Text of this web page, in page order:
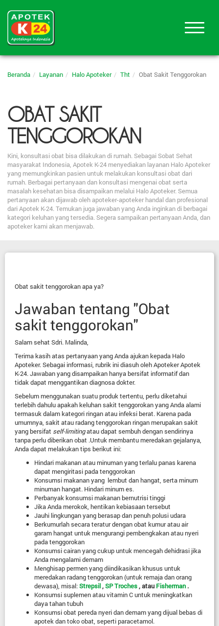
Beranda Layanan Halo Apoteker Tht Obat Sakit Tenggorokan
OBAT SAKIT
TENGGOROKAN
Kini, konsultasi obat bisa dilakukan di rumah. Sebagai Sobat Sehat
masyarakat Indonesia, Apotek K-24 menyediakan layanan Halo Apoteker
yang memungkinkan pasien untuk melakukan konsultasi obat dari
rumah. Berbagai pertanyaan dan konsultasi mengenai obat serta
masalah kesehatan bisa disampaikan melalui Halo Apoteker. Semua
pertanyaan akan dijawab oleh apoteker-apoteker handal dan profesional
dari Apotek K-24. Temukan juga jawaban yang Anda inginkan di berbagai
kategori keluhan yang tersedia. Segera sampaikan pertanyaan Anda, dan
apoteker kami akan menjawab.
Obat sakit tenggorokan apa ya?
Jawaban tentang "Obat
sakit tenggorokan"
Salam sehat Sdri. Malinda,
Terima kasih atas pertanyaan yang Anda ajukan kepada Halo
Apoteker. Sebagai informasi, rubrik ini diasuh oleh Apoteker Apotek
K-24. Jawaban yang disampaikan hanya bersifat informatif dan
tidak dapat menggantikan diagnosa dokter.
Sebelum menggunakan suatu produk tertentu, perlu diketahui
terlebih dahulu apakah keluhan sakit tenggorokan yang Anda alami
termasuk dalam kategori ringan atau infeksi berat. Karena pada
umumnya, sakit atau radang tenggorokan ringan merupakan sakit
yang bersifat self-limitingatau dapat sembuh dengan sendirinya
tanpa perlu diberikan obat .Untuk membantu meredakan gejalanya,
Anda dapat melakukan tips berikut ini:
Hindari makanan atau minuman yang terlalu panas karena
dapat mengiritasi pada tenggorokan
Konsumsi makanan yang lembut dan hangat, serta minum
minuman hangat. Hindari minum es.
Perbanyak konsumsi makanan bernutrisi tinggi
Jika Anda merokok, hentikan kebiasaan tersebut
Jauhi lingkungan yang berasap dan penuh polusi udara
Berkumurlah secara teratur dengan obat kumur atau air
garam hangat untuk mengurangi pembengkakan atau nyeri
pada tenggorokan
Konsumsi cairan yang cukup untuk mencegah dehidrasi jika
Anda mengalami demam
Menghisap permen yang diindikasikan khusus untuk
meredakan radang tenggorokan (untuk remaja dan orang
dewasa), misal:Strepsil,SP Troches, atau Fisherman .
Konsumsi suplemen atau vitamin C untuk meningkatkan
daya tahan tubuh
Konsumsi obat pereda nyeri dan demam yang dijual bebas di
apotek dan toko obat, seperti paracetamol.